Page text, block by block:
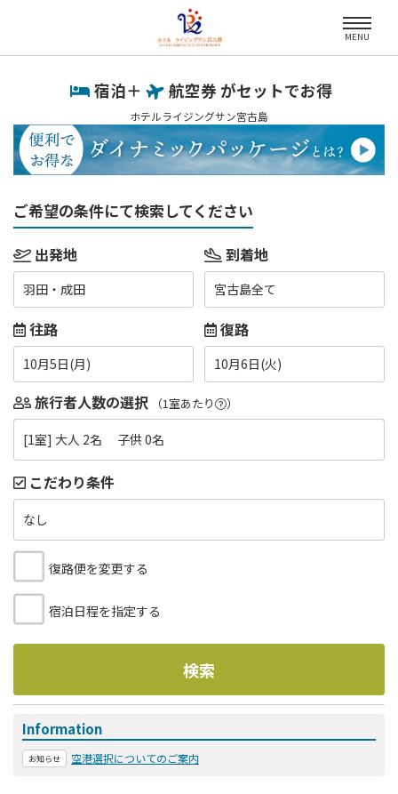
MENU
宿泊＋ 航空券 がセットでお得
ホテルライジングサン宮古島
ご希望の条件にて検索してください
出発地
羽田・成田
到着地
宮古島全て
往路
10月5日(月)
復路
10月6日(火)
旅行者人数の選択 （1室あたり ）
[1室] 大人 2名 子供 0名
こだわり条件
なし
復路便を変更する
宿泊日程を指定する
検索
Information
お知らせ 空港選択についてのご案内